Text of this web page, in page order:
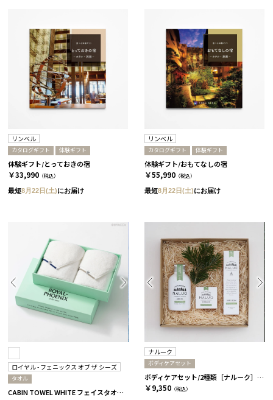
リンベル
カタログギフト 体験ギフト
体験ギフト/とっておきの宿
￥33,990 （税込）
最短8月22日(土)にお届け
リンベル
カタログギフト 体験ギフト
体験ギフト/おもてなしの宿
￥55,990 （税込）
最短8月22日(土)にお届け
ロイヤル - フェニックス オブ ザ シーズ
タオル
CABIN TOWEL WHITE フェイスタオル 2枚セット / ROYAL BLUE×MIST GREY［ロイヤル - フェニックス オブ ザ シーズ］
ナルーク
ボディケアセット
ボディケアセット/2種類［ナルーク］ スプリングエフェメラル
￥9,350 （税込）